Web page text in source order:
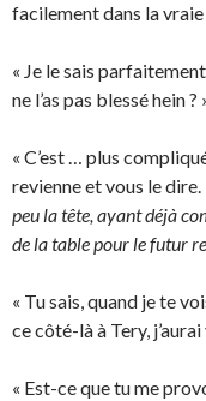
facilement dans la vraie
« Je le sais
ne l’as pas blessé hein ?
« C’est … plus
revienne et vous le dire.
peu la tête, ayant déjà
de la table pour le futur
« Tu sais, quand je te
ce côté-là à Tery,
« Est-ce que tu me